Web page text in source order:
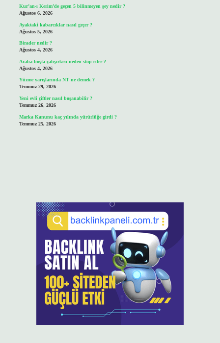
Kur’an-ı Kerim’de geçen 5 bilinmeyen şey nedir ?
Ağustos 6, 2026
Ayaktaki kabarcıklar nasıl geçer ?
Ağustos 5, 2026
Birader nedir ?
Ağustos 4, 2026
Araba boşta çalışırken neden stop eder ?
Ağustos 4, 2026
Yüzme yarışlarında NT ne demek ?
Temmuz 29, 2026
Yeni evli çiftler nasıl boşanabilir ?
Temmuz 26, 2026
Marka Kanunu kaç yılında yürürlüğe girdi ?
Temmuz 25, 2026